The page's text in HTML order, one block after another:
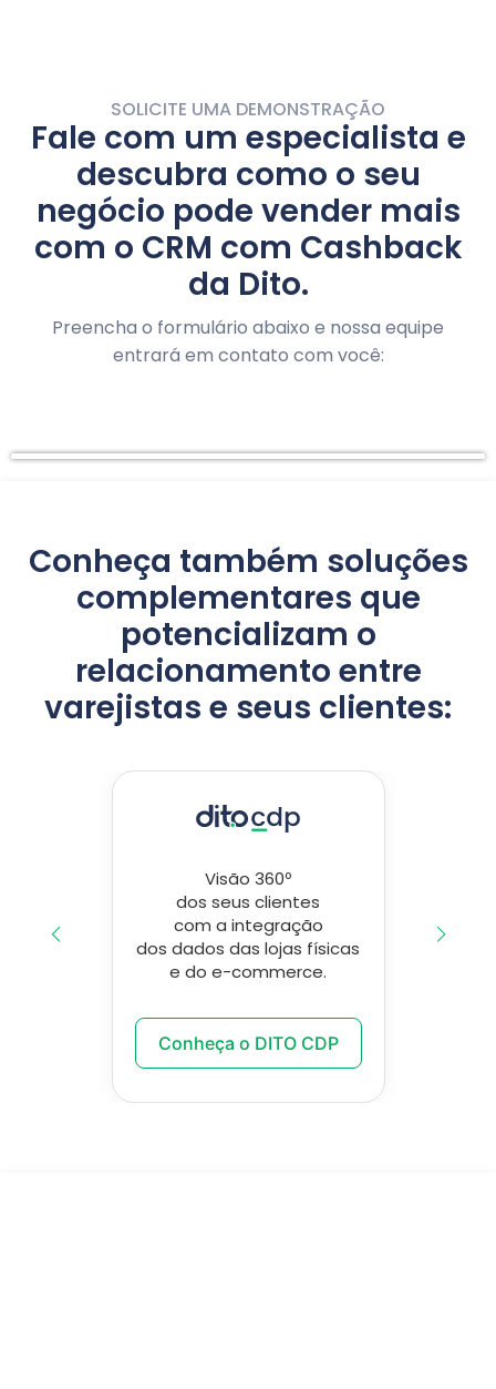
SOLICITE UMA DEMONSTRAÇÃO
Fale com um especialista e
descubra como o seu
negócio pode vender mais
com o CRM com Cashback
da Dito.
Preencha o formulário abaixo e nossa equipe
entrará em contato com você:
Conheça também soluções
complementares que
potencializam o
relacionamento entre
varejistas e seus clientes:
Visão 360º
dos seus clientes
com a integração
dos dados das lojas físicas
e do e-commerce.
Conheça o DITO CDP